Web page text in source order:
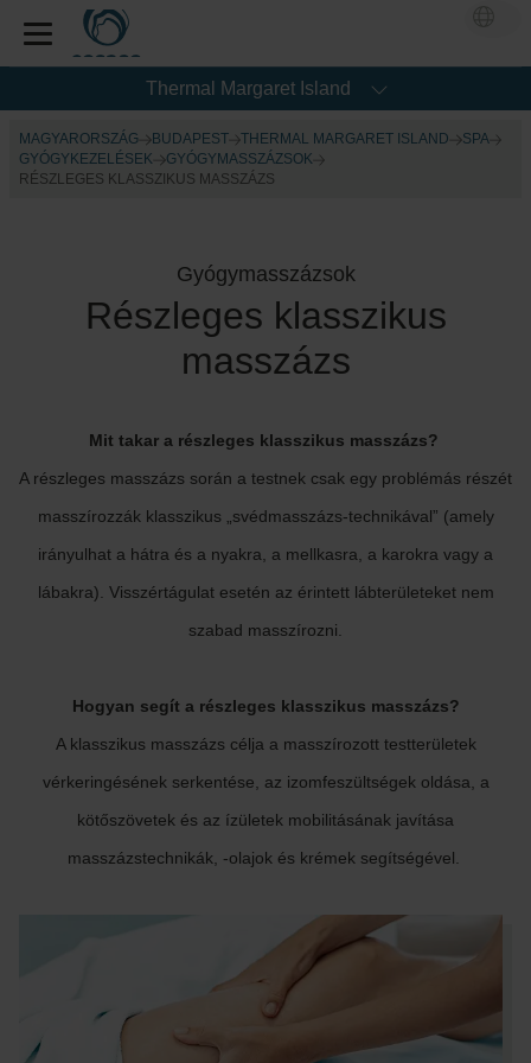
Thermal Margaret Island
MAGYARORSZÁG BUDAPEST THERMAL MARGARET ISLAND
SPA
GYÓGYKEZELÉSEK
GYÓGYMASSZÁZSOK
RÉSZLEGES KLASSZIKUS MASSZÁZS
Gyógymasszázsok
Részleges klasszikus
masszázs
Mit takar a részleges klasszikus masszázs?
A részleges masszázs során a testnek csak egy problémás részét
masszírozzák klasszikus „svédmasszázs-technikával” (amely
irányulhat a hátra és a nyakra, a mellkasra, a karokra vagy a
lábakra). Visszértágulat esetén az érintett lábterületeket nem
szabad masszírozni.
Hogyan segít a részleges klasszikus masszázs?
A klasszikus masszázs célja a masszírozott testterületek
vérkeringésének serkentése, az izomfeszültségek oldása, a
kötőszövetek és az ízületek mobilitásának javítása
masszázstechnikák, -olajok és krémek segítségével.